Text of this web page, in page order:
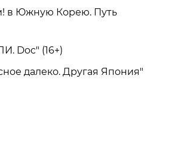
в Южную Корею. Путь
Doc" (16+)
далеко. Другая Япония"